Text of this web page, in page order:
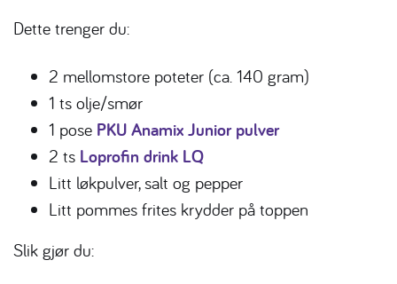
Dette trenger du:
2 mellomstore poteter (ca. 140 gram)
1 ts olje/smør
1 pose PKU Anamix Junior pulver
2 ts Loprofin drink LQ
Litt løkpulver, salt og pepper
Litt pommes frites krydder på toppen
Slik gjør du: